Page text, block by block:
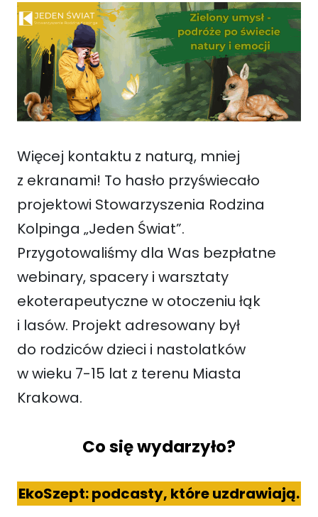
Więcej kontaktu z naturą, mniej
z ekranami! To hasło przyświecało
projektowi Stowarzyszenia Rodzina
Kolpinga „Jeden Świat”.
Przygotowaliśmy dla Was bezpłatne
webinary, spacery i warsztaty
ekoterapeutyczne w otoczeniu łąk
i lasów. Projekt adresowany był
do rodziców dzieci i nastolatków
w wieku 7-15 lat z terenu Miasta
Krakowa.
Co się wydarzyło?
EkoSzept: podcasty, które uzdrawiają.